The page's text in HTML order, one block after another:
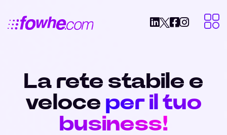
La rete stabile e
veloce per il tuo
business!